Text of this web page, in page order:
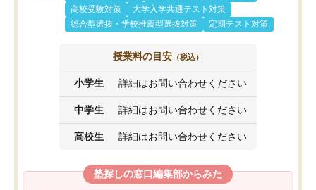
高校受験対策
大学入学共通テスト対策
総合型選抜・学校推薦型選抜対策
定期テスト対策
授業料の目安 （税込）
小学生 詳細はお問い合わせください
中学生 詳細はお問い合わせください
高校生 詳細はお問い合わせください
塾探しの窓口編集部からみた